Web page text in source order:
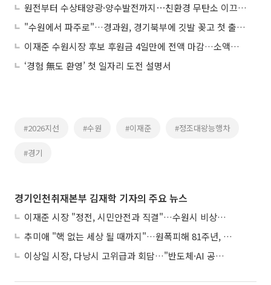
원전부터 수상태양광·양수발전까지⋯친환경 무탄소 이끄는 한수원
"수원에서 파주로"…경과원, 경기북부에 깃발 꽂고 첫 출근은 봉사활동이었다
이재준 수원시장 후보 후원금 4일만에 전액 마감…소액후원 릴레이에 "시민의 명령"
‘경험 無도 환영’ 첫 일자리 도전 설명서
#2026지선 #수원 #이재준 #정조대왕능행차
#경기
경기인천취재본부 김재학 기자의 주요 뉴스
이재준 시장 "정전, 시민안전과 직결"…수원시 비상대응체계 가동
추미애 "핵 없는 세상 될 때까지"…원폭피해 81주년, 국경 넘은 증언
이상일 시장, 다낭시 고위급과 회담…"반도체·AI 공통점 많다"